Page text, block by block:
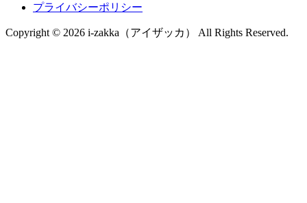
プライバシーポリシー
Copyright © 2026 i-zakka（アイザッカ） All Rights Reserved.